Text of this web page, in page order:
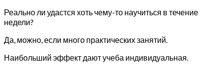
Реально ли удастся хоть чему-то научиться в течение
недели?
Да, можно, если много практических занятий.
Наибольший эффект дают учеба индивидуальная.